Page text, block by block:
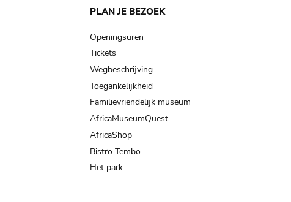
Main
navigation
PLAN JE BEZOEK
Openingsuren
Tickets
Wegbeschrijving
Toegankelijkheid
Familievriendelijk museum
AfricaMuseumQuest
AfricaShop
Bistro Tembo
Het park